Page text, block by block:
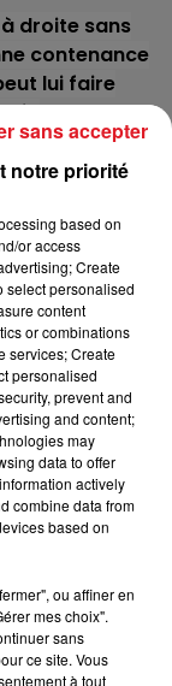
droite sans
contenance
lui faire
Si c'est
notre priorité
based on
or access
Create
select personalised
content
or combinations
services; Create
personalised
prevent and
and content;
may
data to offer
actively
combine data from
based on
ou affiner en
mes choix".
sans
ce site. Vous
à tout
sans accepter